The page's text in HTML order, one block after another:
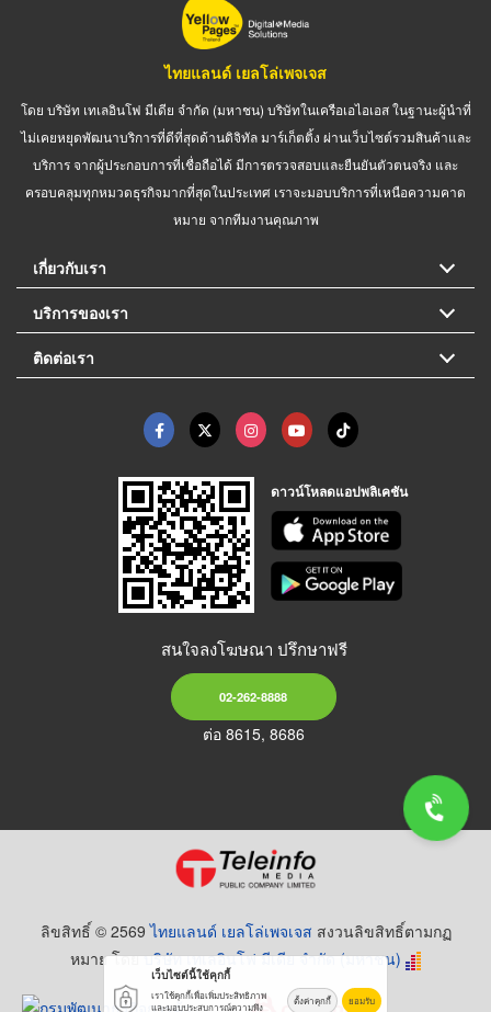
ไทยแลนด์ เยลโล่เพจเจส
โดย บริษัท เทเลอินโฟ มีเดีย จำกัด (มหาชน) บริษัทในเครือเอไอเอส ในฐานะผู้นำที่
ไม่เคยหยุดพัฒนาบริการที่ดีที่สุดด้านดิจิทัล มาร์เก็ตติ้ง ผ่านเว็บไซต์รวมสินค้าและ
บริการ จากผู้ประกอบการที่เชื่อถือได้ มีการตรวจสอบและยืนยันตัวตนจริง และ
ครอบคลุมทุกหมวดธุรกิจมากที่สุดในประเทศ เราจะมอบบริการที่เหนือความคาด
หมาย จากทีมงานคุณภาพ
เกี่ยวกับเรา
บริการของเรา
ติดต่อเรา
ดาวน์โหลดแอปพลิเคชัน
สนใจลงโฆษณา ปรึกษาฟรี
02-262-8888
ต่อ 8615, 8686
ลิขสิทธิ์ © 2569ไทยแลนด์ เยลโล่เพจเจส สงวนลิขสิทธิ์ตามกฏ
หมาย โดยบริษัท เทเลอินโฟ มีเดีย จำกัด (มหาชน)
เว็บไซต์นี้ใช้คุกกี้
เราใช้คุกกี้เพื่อเพิ่มประสิทธิภาพ
และมอบประสบการณ์ความพึง
ตั้งค่าคุกกี้ ยอมรับ